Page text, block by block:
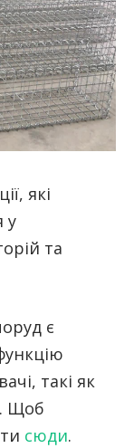
які
у
та
є
такі як
Щоб
сюди.